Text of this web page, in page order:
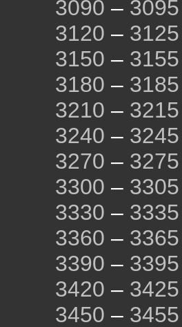
3090 – 3095
3120 – 3125
3150 – 3155
3180 – 3185
3210 – 3215
3240 – 3245
3270 – 3275
3300 – 3305
3330 – 3335
3360 – 3365
3390 – 3395
3420 – 3425
3450 – 3455